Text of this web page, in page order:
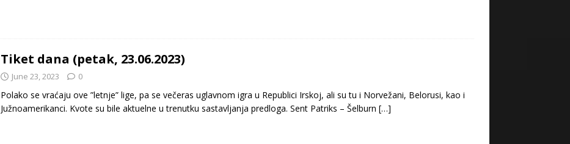
Tiket dana (petak, 23.06.2023)
June 23, 2023 0
Polako se vraćaju ove ”letnje” lige, pa se večeras uglavnom igra u Republici Irskoj, ali su tu i Norvežani, Belorusi, kao i
Južnoamerikanci. Kvote su bile aktuelne u trenutku sastavljanja predloga. Sent Patriks – Šelburn […]